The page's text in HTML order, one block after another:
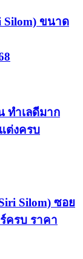
Silom) ขนาด
ทำเลดีมาก
ต่งครบ
Silom) ซอย
ครบ ราคา